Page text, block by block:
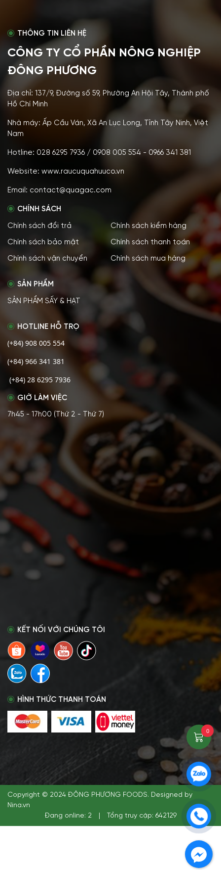
THÔNG TIN LIÊN HỆ
CÔNG TY CỔ PHẦN NÔNG NGHIỆP
ĐÔNG PHƯƠNG
Địa chỉ: 137/9, Đường số 59, Phường An Hội Tây, Thành phố
Hồ Chí Minh
Nhà máy: Ấp Cầu Ván, Xã An Lục Long, Tỉnh Tây Ninh, Việt
Nam
Hotline: 028 6295 7936 / 0908 005 554 - 0966 341 381
Website: www.raucuquahuuco.vn
Email: contact@quagac.com
CHÍNH SÁCH
Chính sách đổi trả Chính sách kiểm hàng
Chính sách bảo mật Chính sách thanh toán
Chính sách vận chuyển Chính sách mua hàng
SẢN PHẨM
SẢN PHẨM SẤY & HẠT
HOTLINE HỖ TRỌ
(+84) 908 005 554
(+84) 966 341 381
(+84) 28 6295 7936
GIỜ LÀM VIỆC
7h45 - 17h00 (Thứ 2 - Thứ 7)
KẾT NỐI VỚI CHÚNG TÔI
HÌNH THỨC THANH TOÁN
Copyright © 2024 ĐÔNG PHƯƠNG FOODS. Designed by
Nina.vn
Đang online: 2
Tổng truy cập: 642129
0